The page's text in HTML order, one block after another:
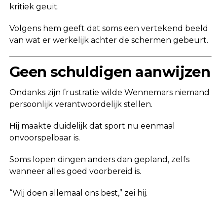
kritiek geuit.
Volgens hem geeft dat soms een vertekend beeld
van wat er werkelijk achter de schermen gebeurt.
Geen schuldigen aanwijzen
Ondanks zijn frustratie wilde Wennemars niemand
persoonlijk verantwoordelijk stellen.
Hij maakte duidelijk dat sport nu eenmaal
onvoorspelbaar is.
Soms lopen dingen anders dan gepland, zelfs
wanneer alles goed voorbereid is.
“Wij doen allemaal ons best,” zei hij.